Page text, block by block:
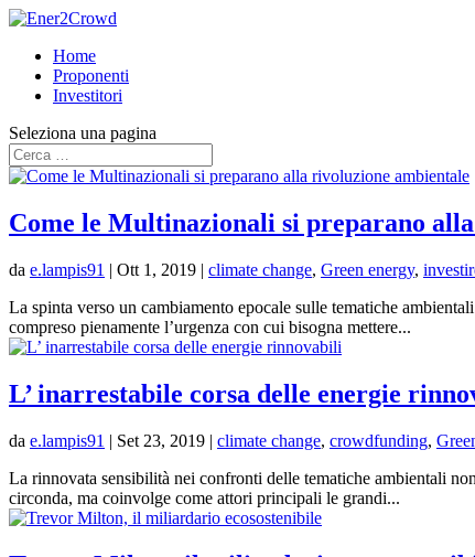
Home
Proponenti
Investitori
Seleziona una pagina
Come le Multinazionali si preparano
da e.lampis91 | Ott 1, 2019 | climate change, Green energy,
La spinta verso un cambiamento epocale sulle tematiche
compreso pienamente l’urgenza con cui bisogna mettere...
L’ inarrestabile corsa delle energie
da e.lampis91 | Set 23, 2019 | climate change, crowdfunding,
La rinnovata sensibilità nei confronti delle tematiche ambientali
circonda, ma coinvolge come attori principali le grandi...